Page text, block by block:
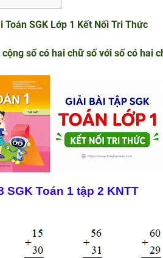
Toán SGK Lớp 1 Kết Nối Tri Thức
cộng số có hai chữ số với số có hai
Toán 1 tập 2 KNTT